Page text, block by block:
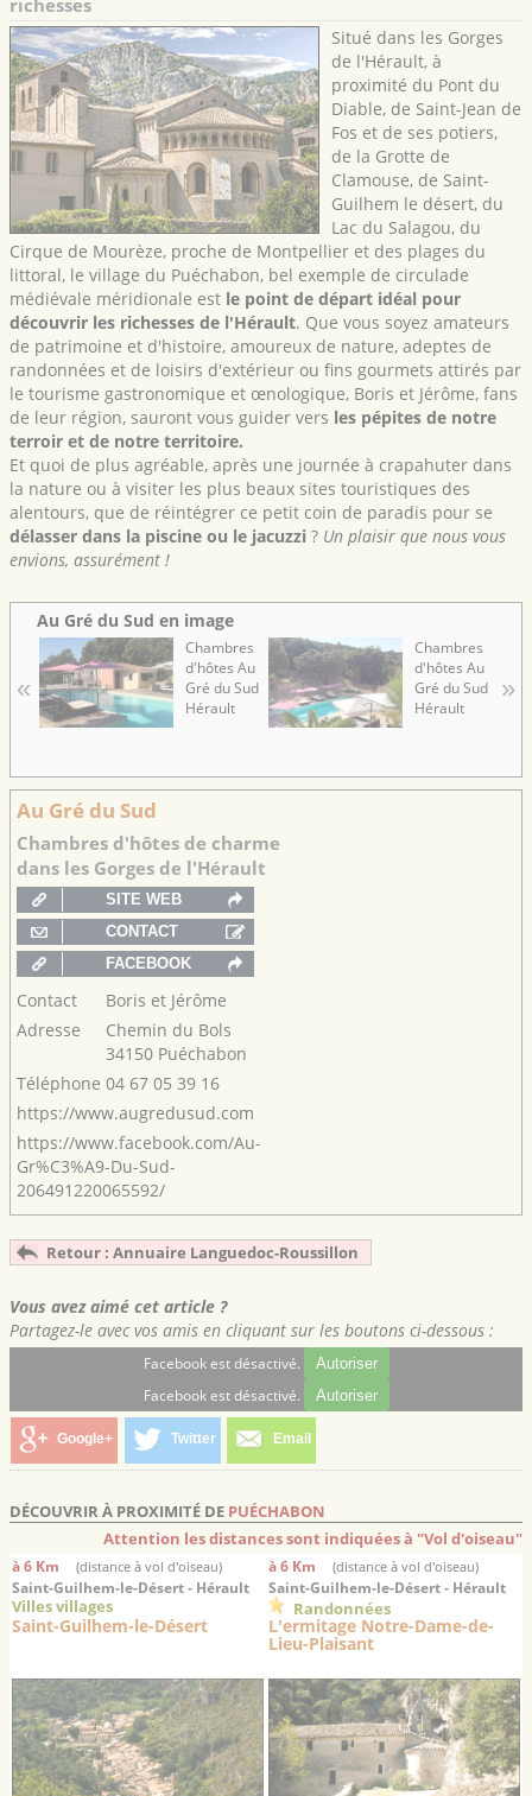
richesses
Situé dans les Gorges
de l'Hérault, à
proximité du Pont du
Diable, de Saint-Jean de
Fos et de ses potiers,
de la Grotte de
Clamouse, de Saint-
Guilhem le désert, du
Lac du Salagou, du
Cirque de Mourèze, proche de Montpellier et des plages du
littoral, le village du Puéchabon, bel exemple de circulade
médiévale méridionale est le point de départ idéal pour
découvrir les richesses de l'Hérault. Que vous soyez amateurs
de patrimoine et d'histoire, amoureux de nature, adeptes de
randonnées et de loisirs d'extérieur ou fins gourmets attirés par
le tourisme gastronomique et œnologique, Boris et Jérôme, fans
de leur région, sauront vous guider vers les pépites de notre
terroir et de notre territoire.
Et quoi de plus agréable, après une journée à crapahuter dans
la nature ou à visiter les plus beaux sites touristiques des
alentours, que de réintégrer ce petit coin de paradis pour se
délasser dans la piscine ou le jacuzzi ? Un plaisir que nous vous
envions, assurément !
Au Gré du Sud en image
Chambres
d'hôtes Au
Gré du Sud
Hérault
Chambres
d'hôtes Au
Gré du Sud
Hérault
« »
Au Gré du Sud
Chambres d'hôtes de charme
dans les Gorges de l'Hérault
Contact
Boris et Jérôme
Adresse
Chemin du Bols
34150 Puéchabon
Téléphone 04 67 05 39 16
https://www.augredusud.com
https://www.facebook.com/Au-
Gr%C3%A9-Du-Sud-
206491220065592/
Retour : Annuaire Languedoc-Roussillon
Vous avez aimé cet article ?
Partagez-le avec vos amis en cliquant sur les boutons ci-dessous :
Facebook est désactivé. Autoriser
Facebook est désactivé. Autoriser
Google+ Twitter Email
DÉCOUVRIR À PROXIMITÉ DE PUÉCHABON
Attention les distances sont indiquées à "Vol d'oiseau"
à 6 Km (distance à vol d'oiseau)
Saint-Guilhem-le-Désert - Hérault
Villes villages
Saint-Guilhem-le-Désert
à 6 Km (distance à vol d'oiseau)
Saint-Guilhem-le-Désert - Hérault
Randonnées
L'ermitage Notre-Dame-de-
Lieu-Plaisant